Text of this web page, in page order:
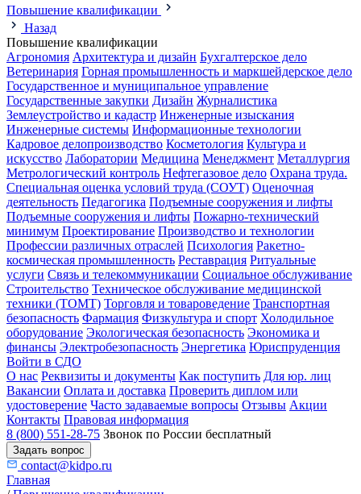
Повышение квалификации
Назад
Повышение квалификации
Агрономия Архитектура и дизайн Бухгалтерское дело
Ветеринария Горная промышленность и маркшейдерское дело
Государственное и муниципальное управление
Государственные закупки Дизайн Журналистика
Землеустройство и кадастр Инженерные изыскания
Инженерные системы Информационные технологии
Кадровое делопроизводство Косметология Культура и
искусство Лаборатории Медицина Менеджмент Металлургия
Метрологический контроль Нефтегазовое дело Охрана труда.
Специальная оценка условий труда (СОУТ) Оценочная
деятельность Педагогика Подъемные сооружения и лифты
Подъемные сооружения и лифты Пожарно-технический
минимум Проектирование Производство и технологии
Профессии различных отраслей Психология Ракетно-
космическая промышленность Реставрация Ритуальные
услуги Связь и телекоммуникации Социальное обслуживание
Строительство Техническое обслуживание медицинской
техники (ТОМТ) Торговля и товароведение Транспортная
безопасность Фармация Физкультура и спорт Холодильное
оборудование Экологическая безопасность Экономика и
финансы Электробезопасность Энергетика Юриспруденция
Войти в СДО
О нас Реквизиты и документы Как поступить Для юр. лиц
Вакансии Оплата и доставка Проверить диплом или
удостоверение Часто задаваемые вопросы Отзывы Акции
Контакты Правовая информация
8 (800) 551-28-75 Звонок по России бесплатный
Задать вопрос
contact@kidpo.ru
Главная